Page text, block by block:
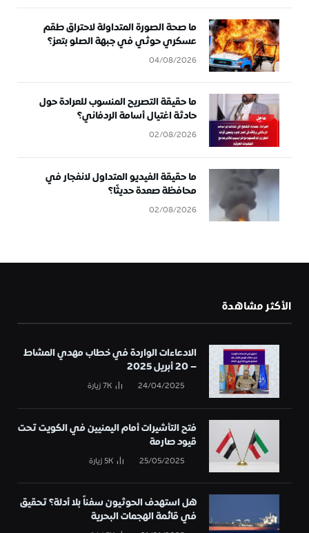
ما صحة الصورة المتداولة لاحتراق طقم
عسكري حوثي في جبهة الصلو بتعز؟
04/08/2026
ما حقيقة التصريح المنسوب للعرادة حول
حادثة اغتيال أسامة الردفاني؟
02/08/2026
ما حقيقة الفيديو المتداول لانفجار في
محافظة صعدة حديثًا؟
02/08/2026
الأكثر مشاهدة
الادعاءات الواردة في خطاب مهدي المشاط
– 20 أبريل 2025
24/04/2025
7Kزيارة
فتح التأشيرات أمام اليمنيين في الكويت تحت
قيود صارمة
25/05/2025
5Kزيارة
هل استهدف الحوثيون سفناً بلا أدلة؟ تحقيق
في قائمة الهجمات البحرية